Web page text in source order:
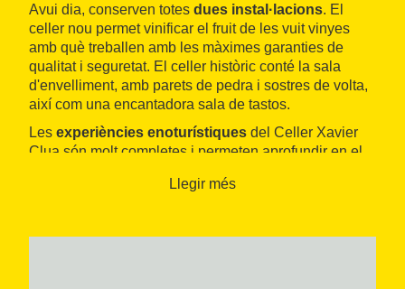
Avui dia, conserven totes dues instal·lacions. El
celler nou permet vinificar el fruit de les vuit vinyes
amb què treballen amb les màximes garanties de
qualitat i seguretat. El celler històric conté la sala
d'envelliment, amb parets de pedra i sostres de volta,
així com una encantadora sala de tastos.
Les experiències enoturístiques del Celler Xavier
Clua són molt completes i permeten aprofundir en el
visites poden incloure un recorregut per les vinyes i
Llegir més